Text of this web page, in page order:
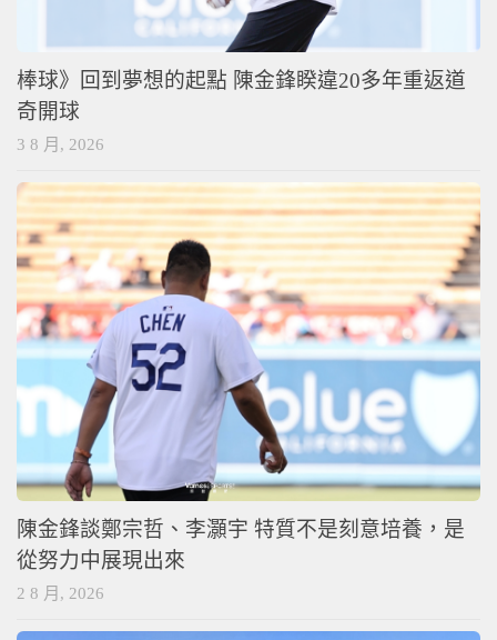
棒球》回到夢想的起點 陳金鋒睽違20多年重返道
奇開球
3 8 月, 2026
陳金鋒談鄭宗哲、李灝宇 特質不是刻意培養，是
從努力中展現出來
2 8 月, 2026